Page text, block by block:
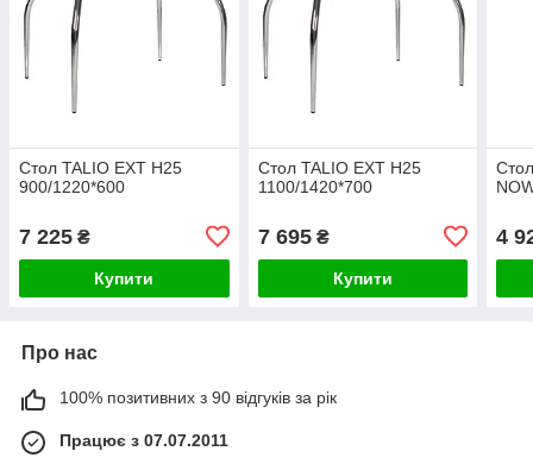
Стол TALIO EXT H25
900/1220*600
7 225 ₴
Купити
Стол TALIO EXT H25
1100/1420*700
7 695₴
Купити
4
Про нас
100% позитивних з 90 відгуків за рік
Працює з 07.07.2011